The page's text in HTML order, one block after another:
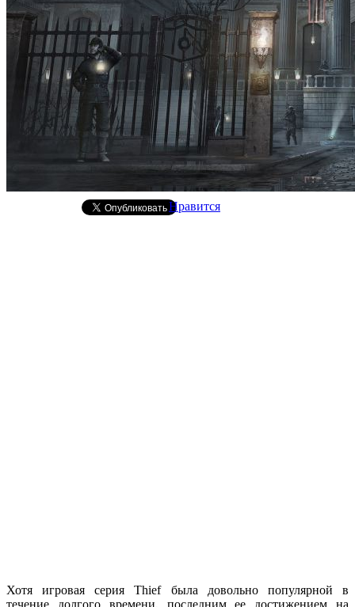
Нравится
Хотя игровая серия Thief была довольно популярной в
течение долгого времени, последним ее достижением на